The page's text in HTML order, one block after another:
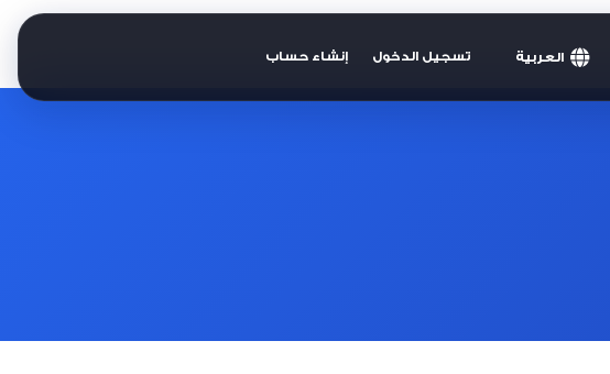
العربية تسجيل الدخول إنشاء حساب